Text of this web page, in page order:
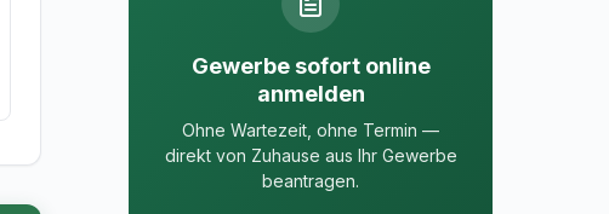
Gewerbe sofort online
anmelden
Ohne Wartezeit, ohne Termin —
direkt von Zuhause aus Ihr Gewerbe
beantragen.